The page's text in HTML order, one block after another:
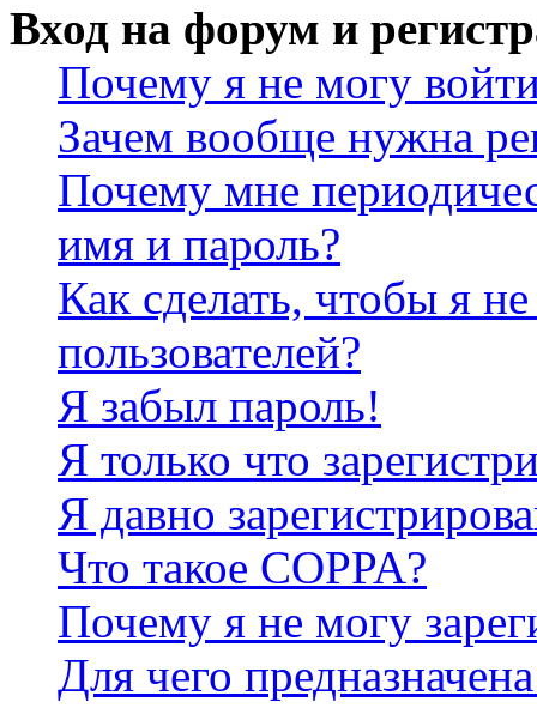
Вход на форум и
Почему я не могу
Зачем вообще нужна
Почему мне
имя и пароль?
Как сделать, чтобы я
пользователей?
Я забыл пароль!
Я только что
Я давно
Что такое COPPA?
Почему я не могу
Для чего